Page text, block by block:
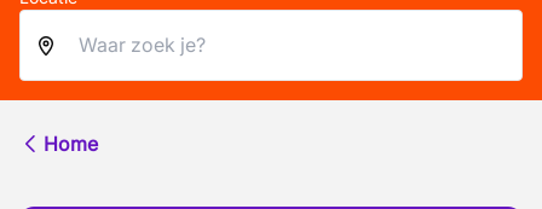
Home